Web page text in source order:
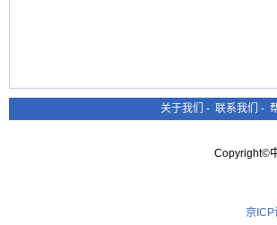
关于我们 - 联系我们 -
Copyright©
京